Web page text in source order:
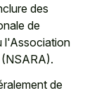
des
de
l'Association
de